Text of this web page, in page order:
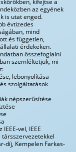
kifejtse a
az egyének
is utat enged.
évtizedes
mind
és független,
érdekeken.
összefoglalni
szemléltetjük, mi
lebonyolítása
szolgáltatások
népszerűsítése
vel, IEEE
díj, Kempelen Farkas-